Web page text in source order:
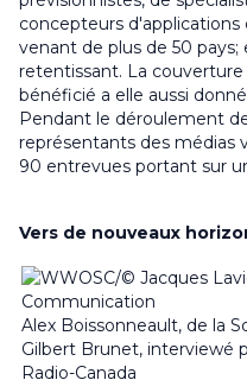
concepteurs
venant de plus de 50 pays;
retentissant. La
bénéficié a elle aussi
Pendant le déroulement
représentants des médias
90 entrevues portant sur
Vers de nouveaux
Alex Boissonneault, de la
Gilbert Brunet, interviewé
Radio-Canada